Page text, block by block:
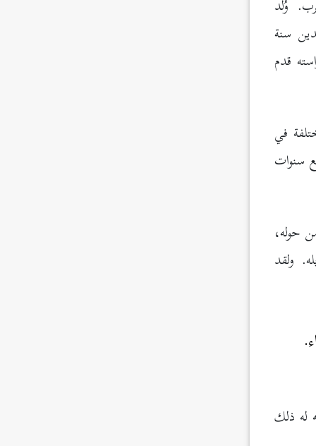
وُلد
سنة
قدم
مختلفة في
سنوات
حوله،
ولقد
له ذلك